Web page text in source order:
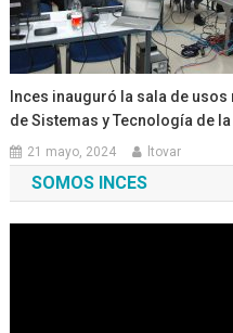
Inces inauguró la sala de
de Sistemas y Tecnología de
21 mayo, 2024 ltovar
SOMOS INCES